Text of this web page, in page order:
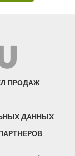
ПРОДАЖ
ДАННЫХ